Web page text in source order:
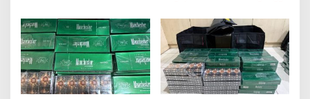
Duriangkang